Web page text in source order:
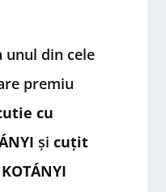
unul din cele
premiu
cu
și cuțit